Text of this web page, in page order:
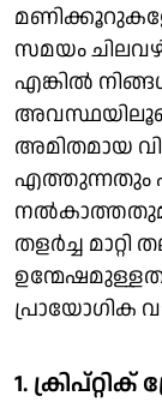
സമയം
എങ്കിൽ
അമിതമായ
എത്തുന്നതും
തളർച്ച
പ്രായോഗിക
1.